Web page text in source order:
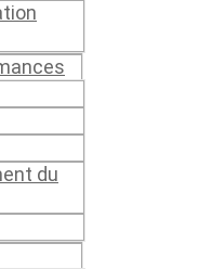
du